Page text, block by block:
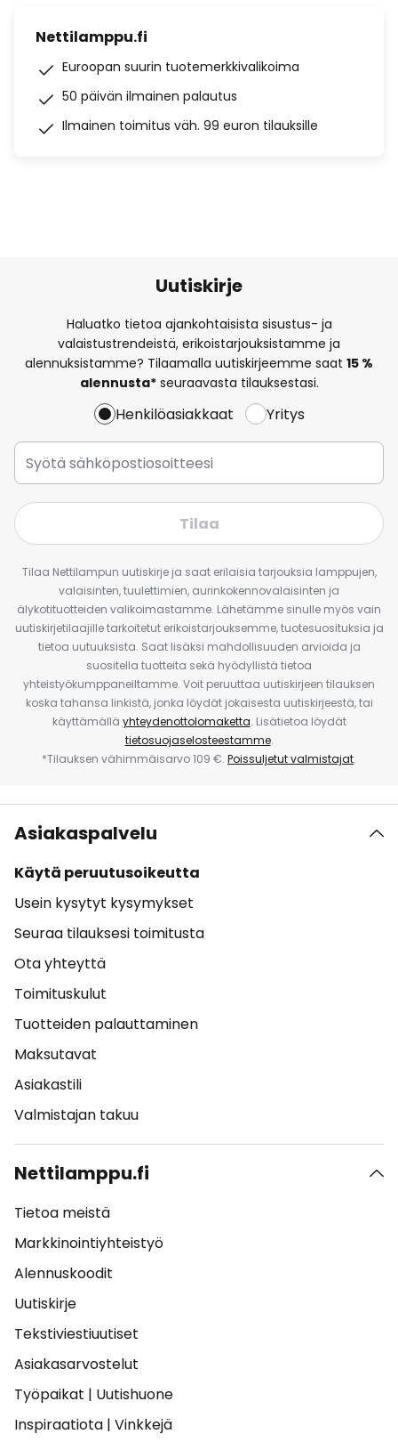
Nettilamppu.fi
Euroopan suurin tuotemerkkivalikoima
50 päivän ilmainen palautus
Ilmainen toimitus väh. 99 euron tilauksille
Uutiskirje
Haluatko tietoa ajankohtaisista sisustus- ja
valaistustrendeistä, erikoistarjouksistamme ja
alennuksistamme? Tilaamalla uutiskirjeemme saat 15 %
alennusta*seuraavasta tilauksestasi.
Henkilöasiakkaat Yritys
Tilaa
Tilaa Nettilampun uutiskirje ja saat erilaisia tarjouksia lamppujen,
valaisinten, tuulettimien, aurinkokennovalaisinten ja
älykotituotteiden valikoimastamme. Lähetämme sinulle myös vain
uutiskirjetilaajille tarkoitetut erikoistarjouksemme, tuotesuosituksia ja
tietoa uutuuksista. Saat lisäksi mahdollisuuden arvioida ja
suositella tuotteita sekä hyödyllistä tietoa
yhteistyökumppaneiltamme. Voit peruuttaa uutiskirjeen tilauksen
koska tahansa linkistä, jonka löydät jokaisesta uutiskirjeestä, tai
käyttämällä yhteydenottolomaketta. Lisätietoa löydät
tietosuojaselosteestamme.
*Tilauksen vähimmäisarvo 109 €. Poissuljetut valmistajat.
Asiakaspalvelu
Käytä peruutusoikeutta
Usein kysytyt kysymykset
Seuraa tilauksesi toimitusta
Ota yhteyttä
Toimituskulut
Tuotteiden palauttaminen
Maksutavat
Asiakastili
Valmistajan takuu
Nettilamppu.fi
Tietoa meistä
Markkinointiyhteistyö
Alennuskoodit
Uutiskirje
Tekstiviestiuutiset
Asiakasarvostelut
Työpaikat | Uutishuone
Inspiraatiota | Vinkkejä